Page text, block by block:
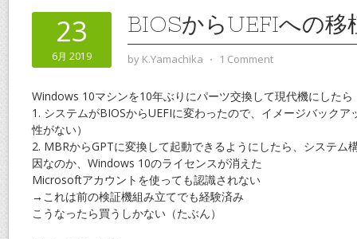
23
6月 2019
BIOSからUEFIへの移
by K.Yamachika ⋅ 1 Comment
Windows 10マシンを10年ぶりにパーツ交換して現代機にしたら
1. システムがBIOSからUEFIに変わったので、イメージバック
性がない）
2. MBRからGPTに変換して起動できるようにしたら、システム
因なのか、Windows 10のライセンスが消えた
Microsoftアカウントを使っても認識されない
→これは前の検証機組み立てでも経験済み
こうなったら買うしかない（たぶん）